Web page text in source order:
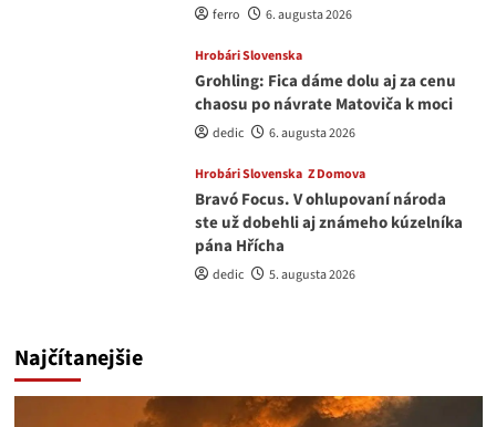
ferro 6. augusta 2026
Hrobári Slovenska
Grohling: Fica dáme dolu aj za cenu
chaosu po návrate Matoviča k moci
dedic 6. augusta 2026
Hrobári Slovenska Z Domova
Bravó Focus. V ohlupovaní národa
ste už dobehli aj známeho kúzelníka
pána Hřícha
dedic 5. augusta 2026
Najčítanejšie